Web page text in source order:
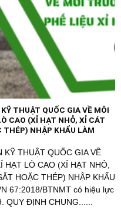
THUẬT QUỐC GIA VỀ MÔI
CAO (XỈ HẠT NHỎ, XỈ CÁT
THÉP) NHẬP KHẨU LÀM
KỸ THUẬT QUỐC GIA VỀ
LÒ CAO (XỈ HẠT NHỎ,
HOẶC THÉP) NHẬP KHẨU
67:2018/BTNMT có hiệu lực
ĐỊNH CHUNG......